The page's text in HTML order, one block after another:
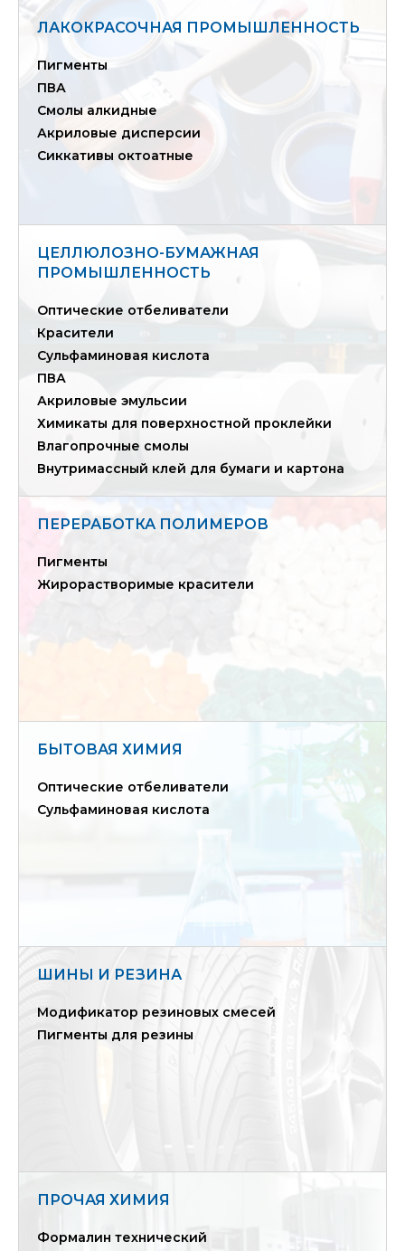
ЛАКОКРАСОЧНАЯ ПРОМЫШЛЕННОСТЬ
Пигменты
ПВА
Смолы алкидные
Акриловые дисперсии
Сиккативы октоатные
ЦЕЛЛЮЛОЗНО-БУМАЖНАЯ
ПРОМЫШЛЕННОСТЬ
Оптические отбеливатели
Красители
Сульфаминовая кислота
ПВА
Акриловые эмульсии
Химикаты для поверхностной проклейки
Влагопрочные смолы
Внутримассный клей для бумаги и картона
ПЕРЕРАБОТКА ПОЛИМЕРОВ
Пигменты
Жирорастворимые красители
БЫТОВАЯ ХИМИЯ
Оптические отбеливатели
Сульфаминовая кислота
ШИНЫ И РЕЗИНА
Модификатор резиновых смесей
Пигменты для резины
ПРОЧАЯ ХИМИЯ
Формалин технический